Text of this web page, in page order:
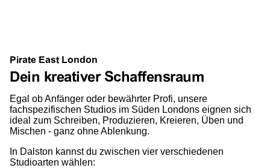
Pirate East London
Dein kreativer Schaffensraum
Egal ob Anfänger oder bewährter Profi, unsere
fachspezifischen Studios im Süden Londons eignen sich
ideal zum Schreiben, Produzieren, Kreieren, Üben und
Mischen - ganz ohne Ablenkung.
In Dalston kannst du zwischen vier verschiedenen
Studioarten wählen: